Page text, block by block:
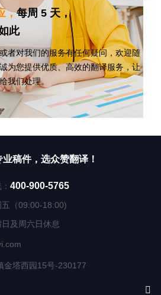
，每周 5 天，
此
者对我们的服务有任何疑问，欢迎随
为您提供优质、高效的翻译服务，让
我们处理。
业稿件，选众赞翻译！
400-900-5765
五（09:00-18:00)
及周六日休息
金塔西园15号-230177